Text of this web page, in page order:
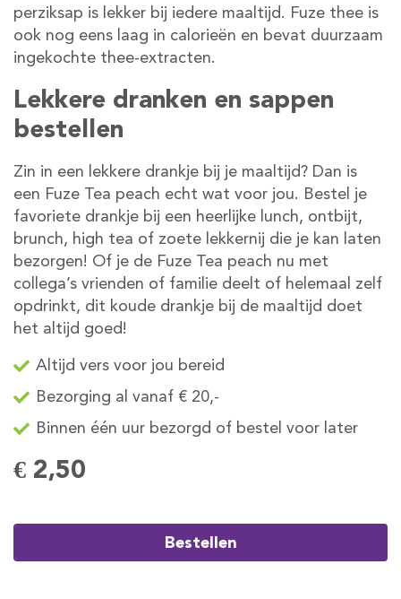
perziksap is lekker bij iedere maaltijd. Fuze thee is
ook nog eens laag in calorieën en bevat duurzaam
ingekochte thee-extracten.
Lekkere dranken en sappen
bestellen
Zin in een lekkere drankje bij je maaltijd? Dan is
een Fuze Tea peach echt wat voor jou. Bestel je
favoriete drankje bij een heerlijke lunch, ontbijt,
brunch, high tea of zoete lekkernij die je kan laten
bezorgen! Of je de Fuze Tea peach nu met
collega’s vrienden of familie deelt of helemaal zelf
opdrinkt, dit koude drankje bij de maaltijd doet
het altijd goed!
Altijd vers voor jou bereid
Bezorging al vanaf € 20,-
Binnen één uur bezorgd of bestel voor later
€ 2,50
Bestellen